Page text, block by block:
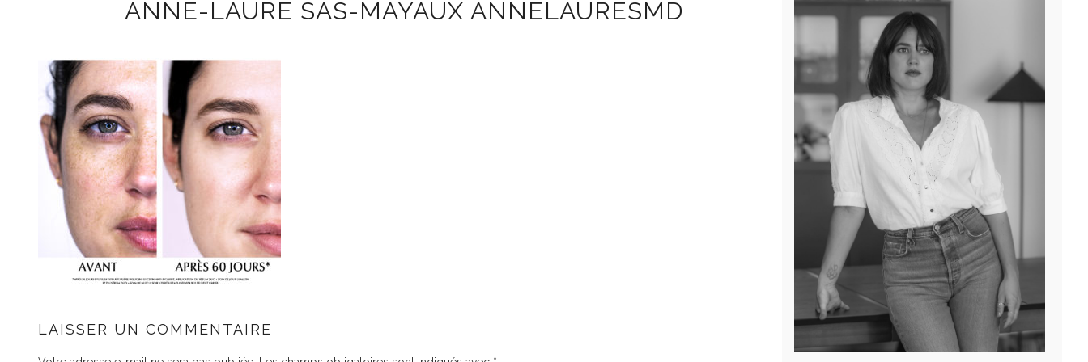
ANNE-LAURE SAS-MAYAUX ANNELAURESMD
LAISSER UN COMMENTAIRE